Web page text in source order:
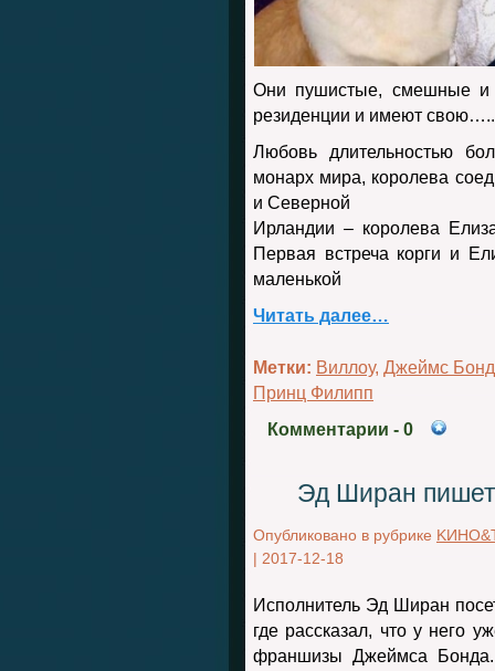
Они пушистые, смешные и
резиденции и имеют
Любовь длительностью
монарх мира, королева
и Северной
Ирландии – королева
Первая встреча корги и
маленькой
Читать далее…
Метки: Виллоу, Джеймс Бонд
Принц Филипп
Комментарии - 0
Эд Ширан пишет
Опубликовано в рубрике
| 2017-12-18
Исполнитель Эд Ширан
где рассказал, что у него
франшизы Джеймса